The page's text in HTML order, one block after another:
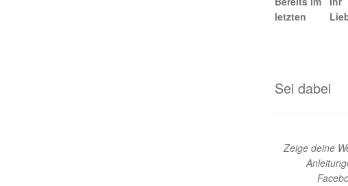
Sei dabei
Zeige deine